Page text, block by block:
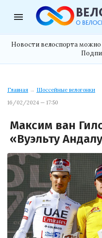
menu
Новости велоспорта можно
Главная → Шоссейные велогонки
16/02/2024 — 17:50
Максим ван
«Вуэльту